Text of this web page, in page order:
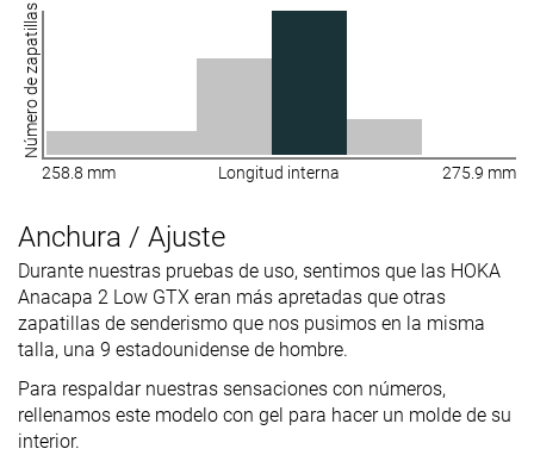
Número de zapatillas
258.8 mm Longitud interna 275.9 mm
Anchura / Ajuste
Durante nuestras pruebas de uso, sentimos que las HOKA
Anacapa 2 Low GTX eran más apretadas que otras
zapatillas de senderismo que nos pusimos en la misma
talla, una 9 estadounidense de hombre.
Para respaldar nuestras sensaciones con números,
rellenamos este modelo con gel para hacer un molde de su
interior.